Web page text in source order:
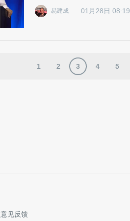
易建成 01月28日 08:19
1 2 3 4 5
意见反馈